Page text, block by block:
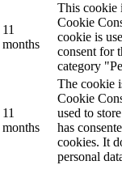
11
months
This cookie
Cookie
cookie is
consent for
category
11
months
The cookie
Cookie
used to
has
cookies. It
personal